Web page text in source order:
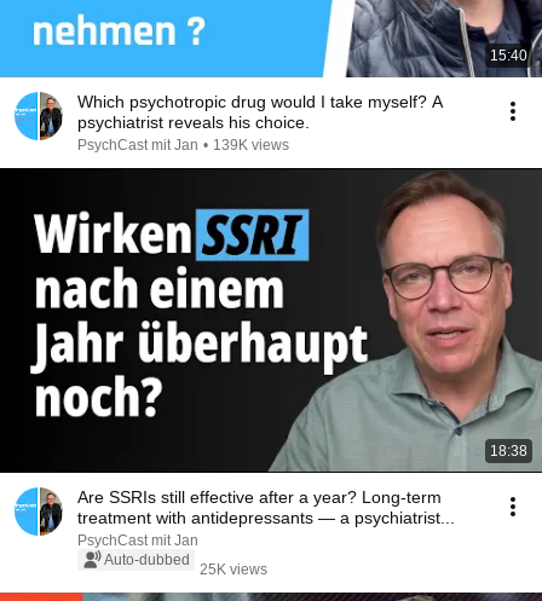
15:40
Which psychotropic drug would I take myself? A
psychiatrist reveals his choice.
PsychCast mit Jan • 139K views
18:38
Are SSRIs still effective after a year? Long-term
treatment with antidepressants — a psychiatrist...
PsychCast mit Jan
Auto-dubbed
25K views